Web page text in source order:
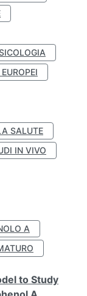
SALUTE
IN VIVO
A
to Study